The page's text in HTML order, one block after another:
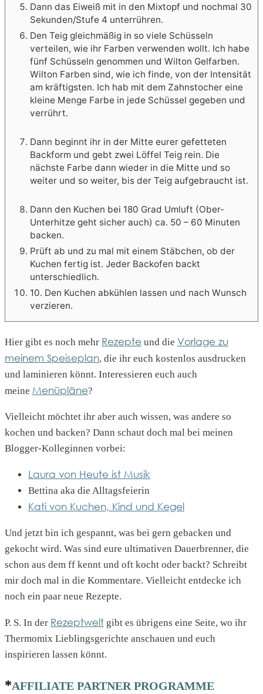
Dann das Eiweiß mit in den Mixtopf und nochmal 30
Sekunden/Stufe 4 unterrühren.
Den Teig gleichmäßig in so viele Schüsseln
verteilen, wie ihr Farben verwenden wollt. Ich habe
fünf Schüsseln genommen und Wilton Gelfarben.
Wilton Farben sind, wie ich finde, von der Intensität
am kräftigsten. Ich hab mit dem Zahnstocher eine
kleine Menge Farbe in jede Schüssel gegeben und
verrührt.
Dann beginnt ihr in der Mitte eurer gefetteten
Backform und gebt zwei Löffel Teig rein. Die
nächste Farbe dann wieder in die Mitte und so
weiter und so weiter, bis der Teig aufgebraucht ist.
Dann den Kuchen bei 180 Grad Umluft (Ober-
Unterhitze geht sicher auch) ca. 50 – 60 Minuten
backen.
Prüft ab und zu mal mit einem Stäbchen, ob der
Kuchen fertig ist. Jeder Backofen backt
unterschiedlich.
10. Den Kuchen abkühlen lassen und nach Wunsch
verzieren.
Hier gibt es noch mehr Rezepte und die Vorlage zu
meinem Speiseplan, die ihr euch kostenlos ausdrucken
und laminieren könnt. Interessieren euch auch
meine Menüpläne?
Vielleicht möchtet ihr aber auch wissen, was andere so
kochen und backen? Dann schaut doch mal bei meinen
Blogger-Kolleginnen vorbei:
Laura von Heute ist Musik
Bettina aka die Alltagsfeierin
Kati von Kuchen, Kind und Kegel
Und jetzt bin ich gespannt, was bei gern gebacken und
gekocht wird. Was sind eure ultimativen Dauerbrenner, die
schon aus dem ff kennt und oft kocht oder backt? Schreibt
mir doch mal in die Kommentare. Vielleicht entdecke ich
noch ein paar neue Rezepte.
P. S. In der Rezeptwelt gibt es übrigens eine Seite, wo ihr
Thermomix Lieblingsgerichte anschauen und euch
inspirieren lassen könnt.
*AFFILIATE PARTNER PROGRAMME